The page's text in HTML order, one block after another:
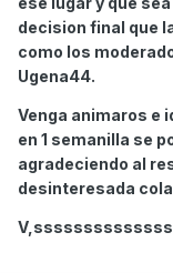
decision final que
como los
Ugena44.
Venga animaros e
en 1 semanilla se
agradeciendo al
desinteresada